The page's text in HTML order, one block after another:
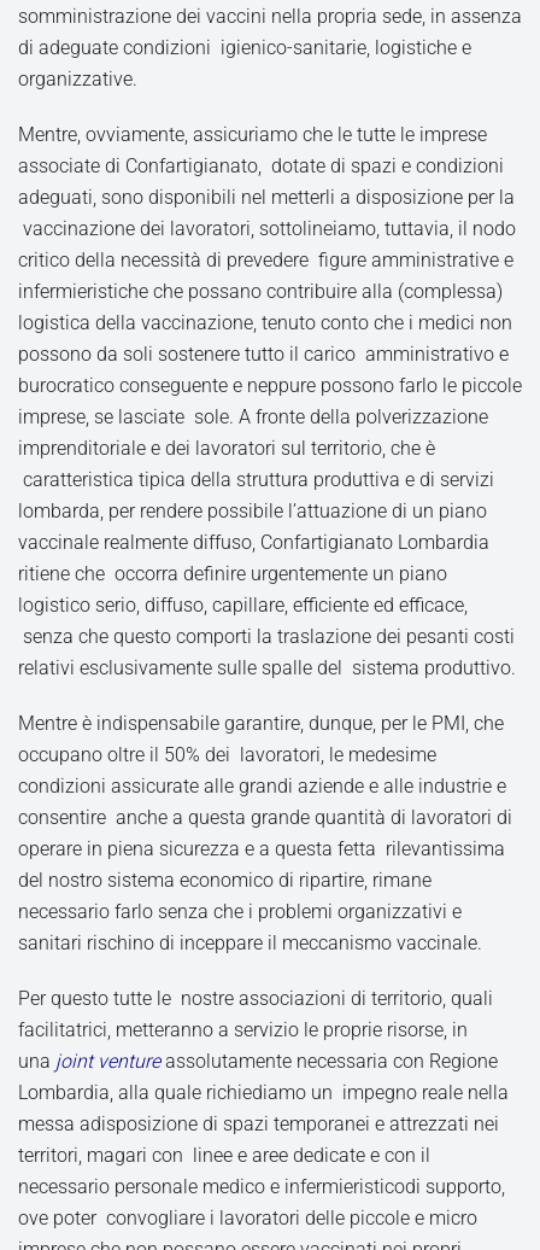
somministrazione dei vaccini nella propria sede, in assenza
di adeguate condizioni igienico-sanitarie, logistiche e
organizzative.
Mentre, ovviamente, assicuriamo che le tutte le imprese
associate di Confartigianato, dotate di spazi e condizioni
adeguati, sono disponibili nel metterli a disposizione per la
vaccinazione dei lavoratori, sottolineiamo, tuttavia, il nodo
critico della necessità di prevedere figure amministrative e
infermieristiche che possano contribuire alla (complessa)
logistica della vaccinazione, tenuto conto che i medici non
possono da soli sostenere tutto il carico amministrativo e
burocratico conseguente e neppure possono farlo le piccole
imprese, se lasciate sole. A fronte della polverizzazione
imprenditoriale e dei lavoratori sul territorio, che è
caratteristica tipica della struttura produttiva e di servizi
lombarda, per rendere possibile l’attuazione di un piano
vaccinale realmente diffuso, Confartigianato Lombardia
ritiene che occorra definire urgentemente un piano
logistico serio, diffuso, capillare, efficiente ed efficace,
senza che questo comporti la traslazione dei pesanti costi
relativi esclusivamente sulle spalle del sistema produttivo.
Mentre è indispensabile garantire, dunque, per le PMI, che
occupano oltre il 50% dei lavoratori, le medesime
condizioni assicurate alle grandi aziende e alle industrie e
consentire anche a questa grande quantità di lavoratori di
operare in piena sicurezza e a questa fetta rilevantissima
del nostro sistema economico di ripartire, rimane
necessario farlo senza che i problemi organizzativi e
sanitari rischino di inceppare il meccanismo vaccinale.
Per questo tutte le nostre associazioni di territorio, quali
facilitatrici, metteranno a servizio le proprie risorse, in
una joint ventureassolutamente necessaria con Regione
Lombardia, alla quale richiediamo un impegno reale nella
messa adisposizione di spazi temporanei e attrezzati nei
territori, magari con linee e aree dedicate e con il
necessario personale medico e infermieristicodi supporto,
ove poter convogliare i lavoratori delle piccole e micro